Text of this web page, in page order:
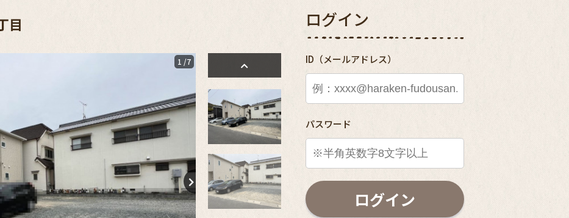
目
1 /7
ログイン
ID（メールアドレス）
パスワード
ログイン